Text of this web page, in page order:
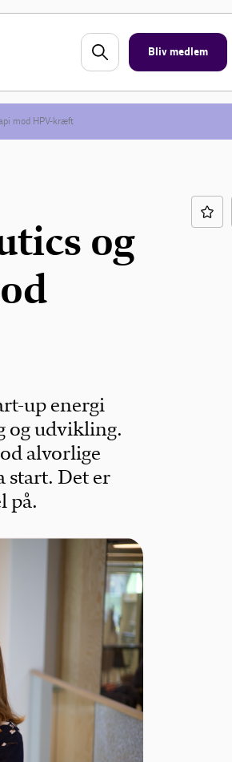
Bliv medlem
mod HPV-kræft
og
up energi
og udvikling.
alvorlige
start. Det er
på.